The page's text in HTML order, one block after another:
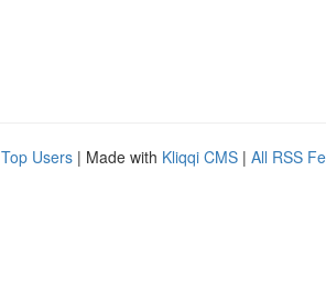
Top Users | Made with Kliqqi CMS | All RSS